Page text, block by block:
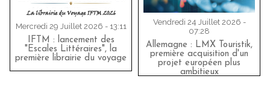
Mercredi 29 Juillet 2026 - 13:11
IFTM : lancement des
"Escales Littéraires", la
première librairie du voyage
Vendredi 24 Juillet 2026 -
07:28
Allemagne : LMX Touristik,
première acquisition d'un
projet européen plus
ambitieux